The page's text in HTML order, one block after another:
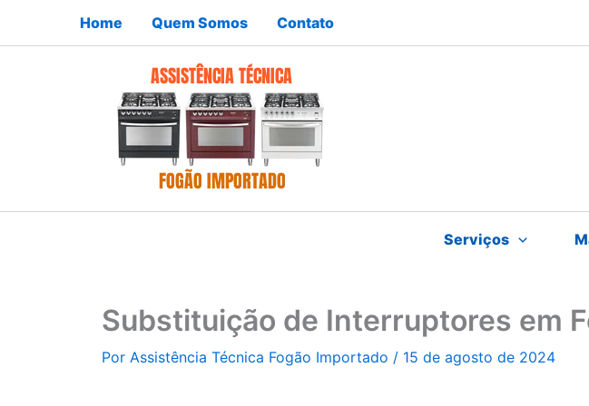
Home Quem Somos Contato
Serviços
Substituição de Interruptores em
Por Assistência Técnica Fogão Importado / 15 de agosto de 2024